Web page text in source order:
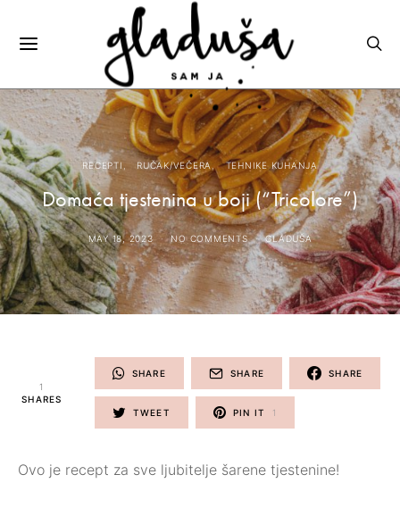
RECEPTI RUČAK/VEČERA TEHNIKE KUHANJA
Domaća tjestenina u boji (“Tricolore”)
MAY 18, 2023 NO COMMENTS GLADUŠA
1
SHARES
SHARE SHARE SHARE
TWEET PIN IT 1
Ovo je recept za sve ljubitelje šarene tjestenine!